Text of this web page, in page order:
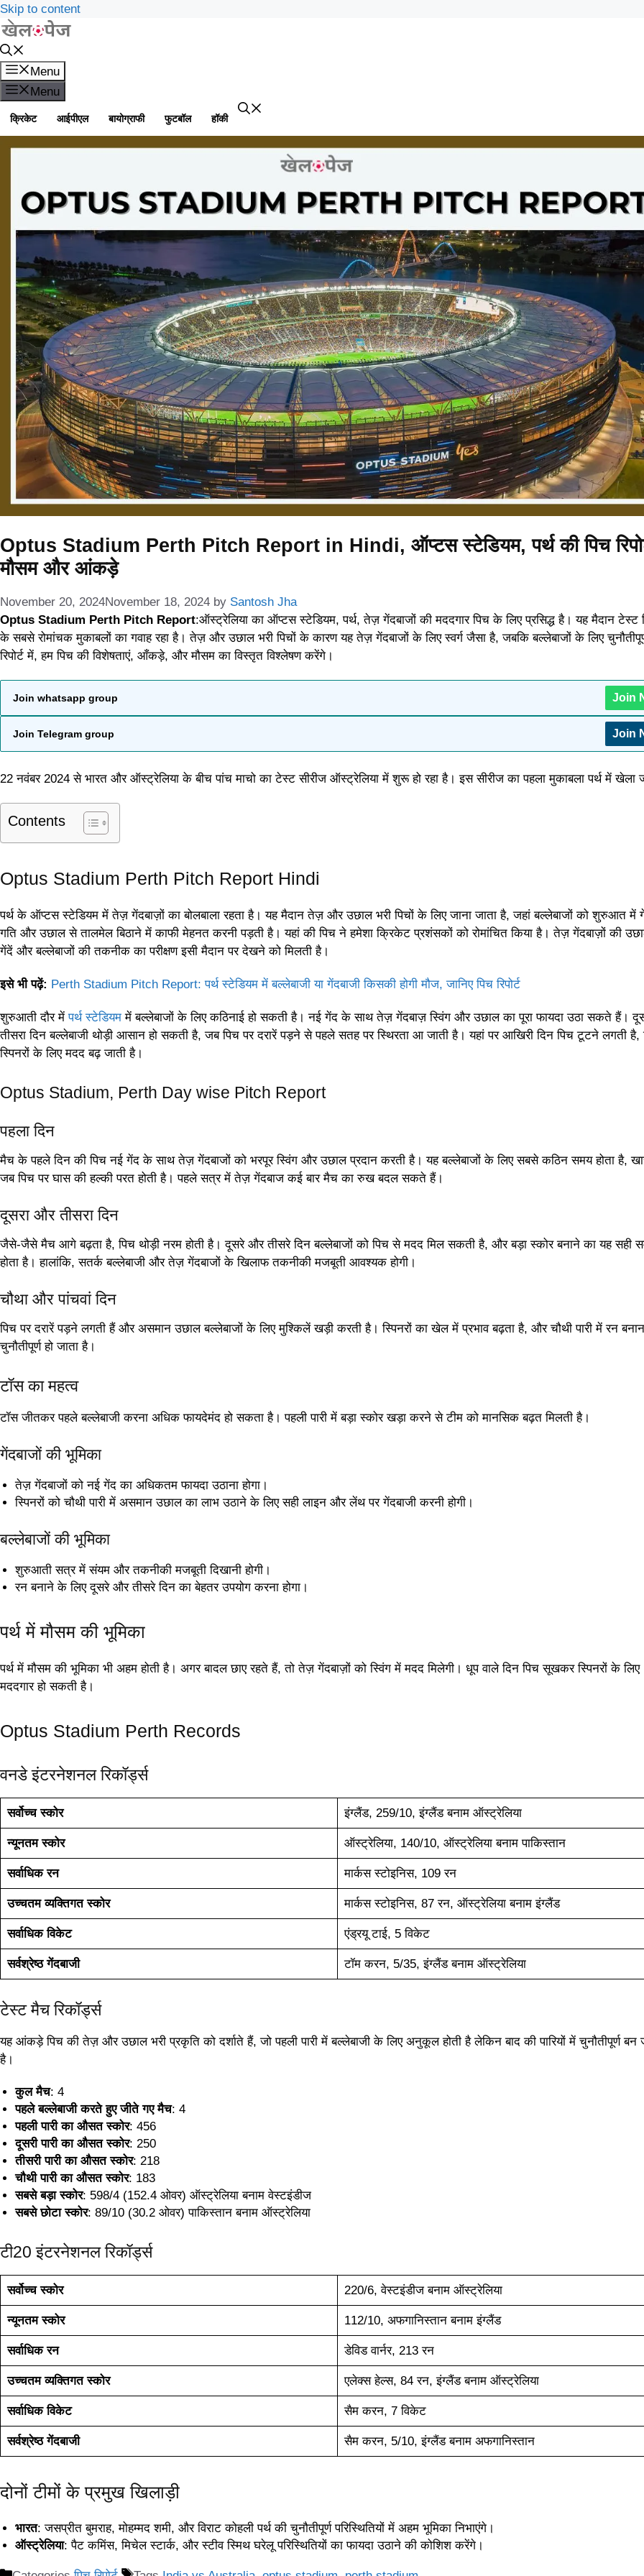
Skip to content
Menu
Menu
क्रिकेट आईपीएल बायोग्राफी फुटबॉल हॉकी
Optus Stadium Perth Pitch Report in Hindi, ऑप्टस स्टेडियम, पर्थ की पिच
मौसम और आंकड़े
November 20, 2024November 18, 2024 by Santosh Jha
Optus Stadium Perth Pitch Report:ऑस्ट्रेलिया का ऑप्टस स्टेडियम, पर्थ, तेज़ गेंदबाजों की मददगार पिच के लिए प्रसिद्ध है। यह मैदान
के सबसे रोमांचक मुकाबलों का गवाह रहा है। तेज़ और उछाल भरी पिचों के कारण यह तेज़ गेंदबाजों के लिए स्वर्ग जैसा है, जबकि बल्लेबाजों के लिए
रिपोर्ट में, हम पिच की विशेषताएं, आँकड़े, और मौसम का विस्तृत विश्लेषण करेंगे।
Join whatsapp group Join
Join Telegram group Join
22 नवंबर 2024 से भारत और ऑस्ट्रेलिया के बीच पांच माचो का टेस्ट सीरीज ऑस्ट्रेलिया में शुरू हो रहा है। इस सीरीज का पहला मुकाबला पर्थ में खेला
Contents
Optus Stadium Perth Pitch Report Hindi
पर्थ के ऑप्टस स्टेडियम में तेज़ गेंदबाज़ों का बोलबाला रहता है। यह मैदान तेज़ और उछाल भरी पिचों के लिए जाना जाता है, जहां बल्लेबाजों को शुरुआत में
गति और उछाल से तालमेल बिठाने में काफी मेहनत करनी पड़ती है। यहां की पिच ने हमेशा क्रिकेट प्रशंसकों को रोमांचित किया है। तेज़ गेंदबाज़ों की
गेंदें और बल्लेबाजों की तकनीक का परीक्षण इसी मैदान पर देखने को मिलती है।
इसे भी पढ़ें: Perth Stadium Pitch Report: पर्थ स्टेडियम में बल्लेबाजी या गेंदबाजी किसकी होगी मौज, जानिए पिच रिपोर्ट
शुरुआती दौर मेंपर्थ स्टेडियम में बल्लेबाजों के लिए कठिनाई हो सकती है। नई गेंद के साथ तेज़ गेंदबाज़ स्विंग और उछाल का पूरा फायदा उठा सकते हैं।
तीसरा दिन बल्लेबाजी थोड़ी आसान हो सकती है, जब पिच पर दरारें पड़ने से पहले सतह पर स्थिरता आ जाती है। यहां पर आखिरी दिन पिच टूटने लगती
स्पिनरों के लिए मदद बढ़ जाती है।
Optus Stadium, Perth Day wise Pitch Report
पहला दिन
मैच के पहले दिन की पिच नई गेंद के साथ तेज़ गेंदबाजों को भरपूर स्विंग और उछाल प्रदान करती है। यह बल्लेबाजों के लिए सबसे कठिन समय होता है,
जब पिच पर घास की हल्की परत होती है। पहले सत्र में तेज़ गेंदबाज कई बार मैच का रुख बदल सकते हैं।
दूसरा और तीसरा दिन
जैसे-जैसे मैच आगे बढ़ता है, पिच थोड़ी नरम होती है। दूसरे और तीसरे दिन बल्लेबाजों को पिच से मदद मिल सकती है, और बड़ा स्कोर बनाने का यह सही
होता है। हालांकि, सतर्क बल्लेबाजी और तेज़ गेंदबाजों के खिलाफ तकनीकी मजबूती आवश्यक होगी।
चौथा और पांचवां दिन
पिच पर दरारें पड़ने लगती हैं और असमान उछाल बल्लेबाजों के लिए मुश्किलें खड़ी करती है। स्पिनरों का खेल में प्रभाव बढ़ता है, और चौथी पारी में रन
चुनौतीपूर्ण हो जाता है।
टॉस का महत्व
टॉस जीतकर पहले बल्लेबाजी करना अधिक फायदेमंद हो सकता है। पहली पारी में बड़ा स्कोर खड़ा करने से टीम को मानसिक बढ़त मिलती है।
गेंदबाजों की भूमिका
तेज़ गेंदबाजों को नई गेंद का अधिकतम फायदा उठाना होगा।
स्पिनरों को चौथी पारी में असमान उछाल का लाभ उठाने के लिए सही लाइन और लेंथ पर गेंदबाजी करनी होगी।
बल्लेबाजों की भूमिका
शुरुआती सत्र में संयम और तकनीकी मजबूती दिखानी होगी।
रन बनाने के लिए दूसरे और तीसरे दिन का बेहतर उपयोग करना होगा।
पर्थ में मौसम की भूमिका
पर्थ में मौसम की भूमिका भी अहम होती है। अगर बादल छाए रहते हैं, तो तेज़ गेंदबाज़ों को स्विंग में मदद मिलेगी। धूप वाले दिन पिच सूखकर स्पिनरों के लिए
मददगार हो सकती है।
Optus Stadium Perth Records
वनडे इंटरनेशनल रिकॉर्ड्स
सर्वोच्च स्कोर इंग्लैंड, 259/10, इंग्लैंड बनाम ऑस्ट्रेलिया
न्यूनतम स्कोर ऑस्ट्रेलिया, 140/10, ऑस्ट्रेलिया बनाम पाकिस्तान
सर्वाधिक रन मार्कस स्टोइनिस, 109 रन
उच्चतम व्यक्तिगत स्कोर मार्कस स्टोइनिस, 87 रन, ऑस्ट्रेलिया बनाम इंग्लैंड
सर्वाधिक विकेट एंड्रयू टाई, 5 विकेट
सर्वश्रेष्ठ गेंदबाजी टॉम करन, 5/35, इंग्लैंड बनाम ऑस्ट्रेलिया
टेस्ट मैच रिकॉर्ड्स
यह आंकड़े पिच की तेज़ और उछाल भरी प्रकृति को दर्शाते हैं, जो पहली पारी में बल्लेबाजी के लिए अनुकूल होती है लेकिन बाद की पारियों में चुनौतीपूर्ण बन
है।
कुल मैच: 4
पहले बल्लेबाजी करते हुए जीते गए मैच: 4
पहली पारी का औसत स्कोर: 456
दूसरी पारी का औसत स्कोर: 250
तीसरी पारी का औसत स्कोर: 218
चौथी पारी का औसत स्कोर: 183
सबसे बड़ा स्कोर: 598/4 (152.4 ओवर) ऑस्ट्रेलिया बनाम वेस्टइंडीज
सबसे छोटा स्कोर: 89/10 (30.2 ओवर) पाकिस्तान बनाम ऑस्ट्रेलिया
टी20 इंटरनेशनल रिकॉर्ड्स
सर्वोच्च स्कोर 220/6, वेस्टइंडीज बनाम ऑस्ट्रेलिया
न्यूनतम स्कोर 112/10, अफगानिस्तान बनाम इंग्लैंड
सर्वाधिक रन डेविड वार्नर, 213 रन
उच्चतम व्यक्तिगत स्कोर एलेक्स हेल्स, 84 रन, इंग्लैंड बनाम ऑस्ट्रेलिया
सर्वाधिक विकेट सैम करन, 7 विकेट
सर्वश्रेष्ठ गेंदबाजी सैम करन, 5/10, इंग्लैंड बनाम अफगानिस्तान
दोनों टीमों के प्रमुख खिलाड़ी
भारत: जसप्रीत बुमराह, मोहम्मद शमी, और विराट कोहली पर्थ की चुनौतीपूर्ण परिस्थितियों में अहम भूमिका निभाएंगे।
ऑस्ट्रेलिया: पैट कमिंस, मिचेल स्टार्क, और स्टीव स्मिथ घरेलू परिस्थितियों का फायदा उठाने की कोशिश करेंगे।